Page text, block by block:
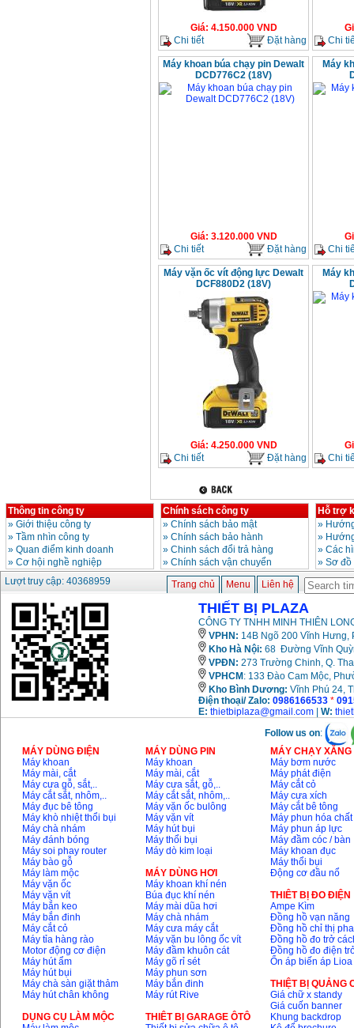
Giá: 4.150.000VND
Chi tiết
Đặt hàng
Chi
Máy khoan búa chạy pin Dewalt
DCD776C2 (18V)
Giá: 3.120.000VND
Chi tiết
Đặt hàng
Máy
Chi
Máy vặn ốc vít động lực Dewalt
DCF880D2 (18V)
Giá: 4.250.000VND
Chi tiết
Đặt hàng
Máy
Chi
Thông tin công ty
» Giới thiệu công ty
» Tầm nhìn công ty
» Quan điểm kinh doanh
» Cơ hội nghề nghiệp
Chính sách công ty
» Chính sách bảo mật
» Chính sách bảo hành
» Chinh sách đổi trả hàng
» Chính sách vận chuyển
Hỗ trợ
»
»
» Các
» Sơ
Lượt truy cập: 40368959
Trang chủ Menu Liên hệ
THIẾT BỊ PLAZA
CÔNG TY TNHH MINH THIÊN
VPHN: 14B Ngõ 200 Vĩnh Hưng,
Kho Hà Nội: 68 Đường Vĩnh
VPĐN: 273 Trường Chinh, Q.
VPHCM : 133 Đào Cam Mộc,
Kho Bình Dương: Vĩnh Phú 24,
Điện thoại/ Zalo: 0986166533 *
E: thietbiplaza@gmail.com W:
Follow us on:
MÁY DÙNG ĐIỆN
Máy khoan
Máy mài, cắt
Máy cưa gỗ, sắt,..
Máy cắt sắt, nhôm,..
Máy đục bê tông
Máy khò nhiệt thổi bụi
Máy chà nhám
Máy đánh bóng
Máy soi phay router
Máy bào gỗ
Máy làm mộc
Máy vặn ốc
Máy vặn vít
Máy bắn keo
Máy bắn đinh
Máy cắt cỏ
Máy tỉa hàng rào
Motor động cơ điện
Máy hút ẩm
Máy hút bụi
Máy chà sàn giặt thảm
Máy hút chân không
DỤNG CỤ LÀM MỘC
MÁY DÙNG PIN
Máy khoan
Máy mài, cắt
Máy cưa sắt, gỗ,..
Máy cắt sắt, nhôm,..
Máy vặn ốc bulông
Máy vặn vít
Máy hút bụi
Máy thổi bụi
Máy dò kim loại
MÁY DÙNG HƠI
Máy khoan khí nén
Búa đục khí nén
Máy mài dũa hơi
Máy chà nhám
Máy cưa máy cắt
Máy vặn bu lông ốc vít
Máy đầm khuôn cát
Máy gõ rỉ sét
Máy phun sơn
Máy bắn đinh
Máy rút Rive
THIÊT BỊ GARAGE ÔTÔ
MÁY CHẠY
Máy bơm nước
Máy phát điện
Máy cắt cỏ
Máy cưa xích
Máy cắt bê tông
Máy phun hóa chất
Máy phun áp lực
Máy đầm cóc / bàn
Máy khoan đục
Máy thổi bụi
Động cơ đầu nổ
THIÊT BỊ ĐO ĐIỆN
Ampe Kìm
Đồng hồ vạn năng
Đồng hồ chỉ thị pha
Đồng hồ đo trở
Đồng hồ đo điện
Ổn áp biến áp Lioa
THIỆT BỊ QUẢNG
Giá chữ x standy
Giá cuốn banner
Khung backdrop